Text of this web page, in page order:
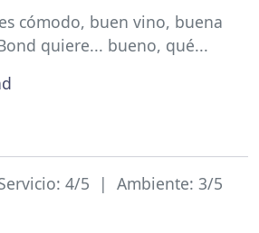
cómodo, buen vino, buena
quiere... bueno, qué...
4/5 | Ambiente: 3/5